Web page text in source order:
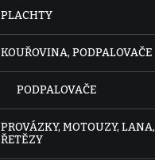
PLACHTY
KOUŘOVINA, PODPALOVAČE
PODPALOVAČE
PROVÁZKY, MOTOUZY, LANA,
ŘETĚZY